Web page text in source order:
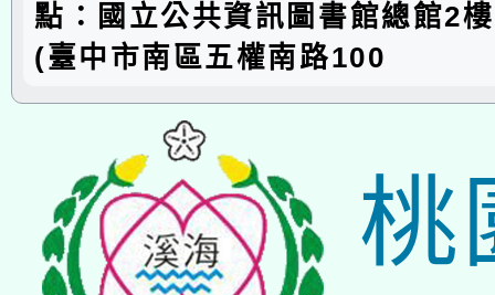
點：國立公共資訊圖書館總館2
(臺中市南區五權南路100
桃